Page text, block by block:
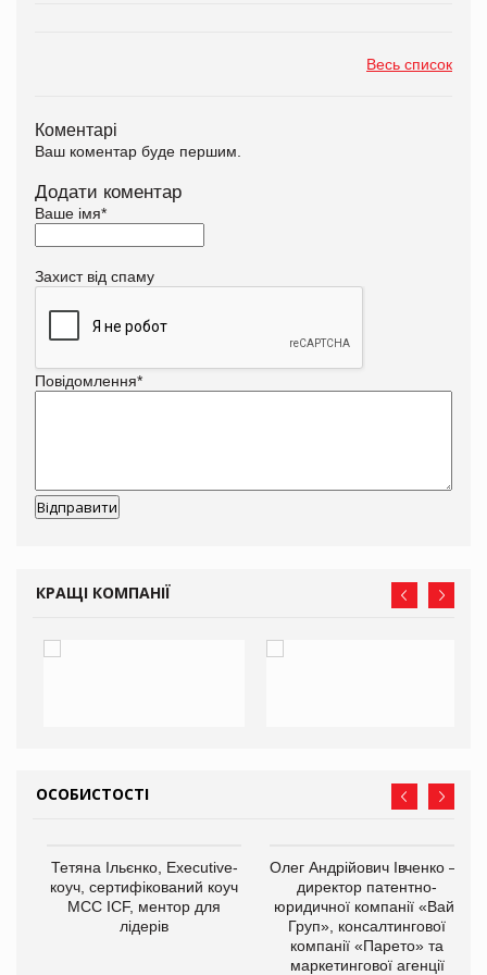
Весь список
Коментарі
Ваш коментар буде першим.
Додати коментар
Ваше імя*
Захист від спаму
Повідомлення*
КРАЩІ КОМПАНІЇ
ОСОБИСТОСТІ
Тетяна Ільєнко, Executive-
коуч, сертифікований коуч
МСС ICF, ментор для
лідерів
Олег Андрійович Івченко —
директор патентно-
юридичної компанії «Вайз
Груп», консалтингової
компанії «Парето» та
маркетингової агенції